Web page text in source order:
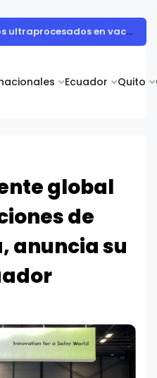
Ecuador Quito
Muestra de arte contemporáneo reunió a cuerpo diplomático y artistas nacionales en la Academia Diplomática Galo Plaza
global
de
anuncia su